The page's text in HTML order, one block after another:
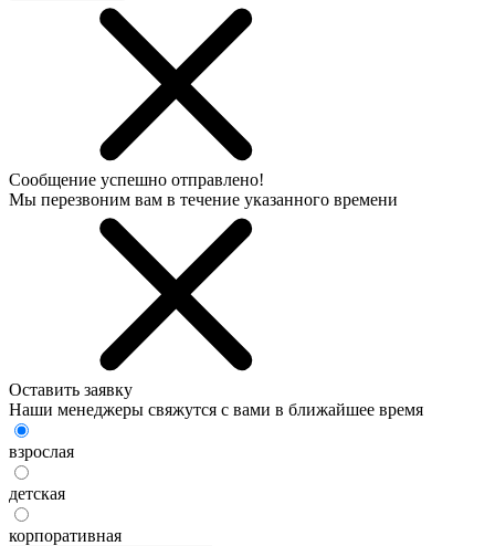
Сообщение успешно отправлено!
Мы перезвоним вам в течение указанного времени
Оставить заявку
Наши менеджеры свяжутся с вами в ближайшее время
взрослая
детская
корпоративная